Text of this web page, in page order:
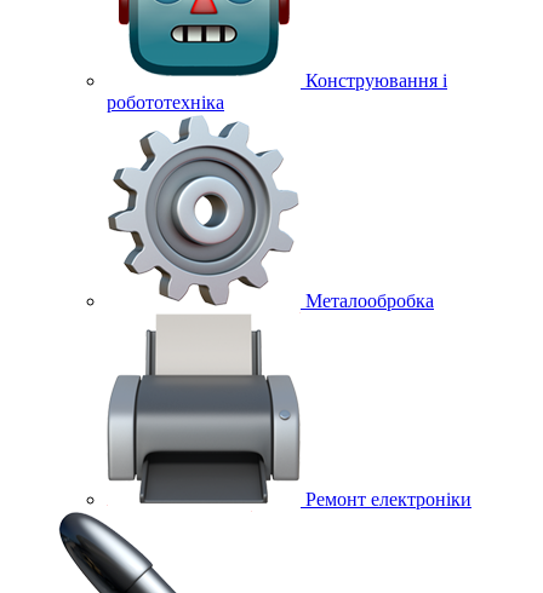
Конструювання і
робототехніка
Металообробка
Ремонт електроніки